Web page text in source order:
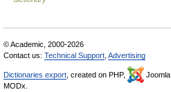
© Academic, 2000-2026
Contact us: Technical Support Advertising
Dictionaries export , created on PHP, Joomla,
MODx.